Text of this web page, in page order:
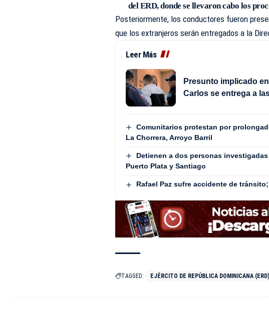
del ERD, donde se llevaron cabo los
Posteriormente, los conductores fueron
que los extranjeros serán entregados a la
Leer Más
Presunto implicado
Carlos se entrega a
Comunitarios protestan por
La Chorrera, Arroyo Barril
Detienen a dos personas
Puerto Plata y Santiago
Rafael Paz sufre accidente de
TAGGED: EJÉRCITO DE REPÚBLICA DOMINICANA (ERD)